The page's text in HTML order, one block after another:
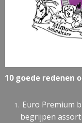
10 goede redenen
Euro Premium
begrijpen